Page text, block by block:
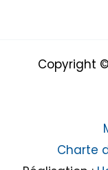
Copyright
Charte